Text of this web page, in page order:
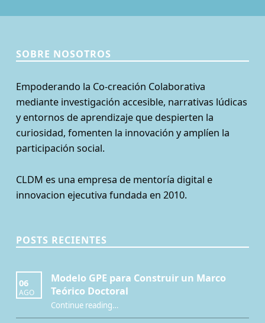
SOBRE NOSOTROS
Empoderando la Co-creación Colaborativa
mediante investigación accesible, narrativas lúdicas
y entornos de aprendizaje que despierten la
curiosidad, fomenten la innovación y amplíen la
participación social.
CLDM es una empresa de mentoría digital e
innovacion ejecutiva fundada en 2010.
POSTS RECIENTES
06
AGO
Modelo GPE para Construir un Marco
Teórico Doctoral
Continue reading“Modelo GPE para Construir un Marco Teórico Doctoral”
…